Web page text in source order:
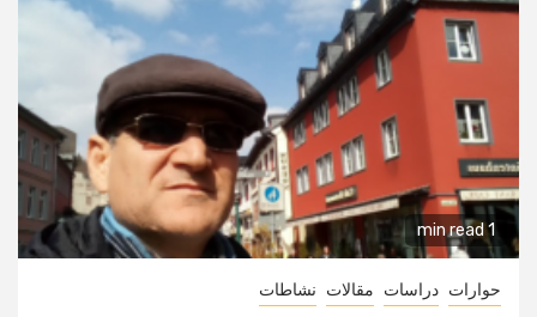
1 min read
حوارات دراسات مقالات نشاطات